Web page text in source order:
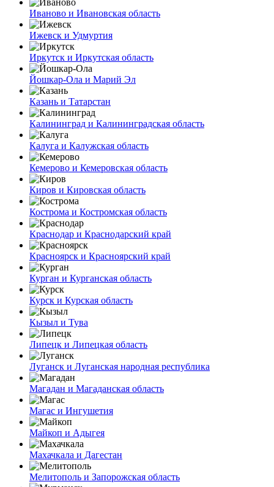
Иваново и Ивановская область
Ижевск и Удмуртия
Иркутск и Иркутская область
Йошкар-Ола и Марий Эл
Казань и Татарстан
Калининград и Калининградская область
Калуга и Калужская область
Кемерово и Кемеровская область
Киров и Кировская область
Кострома и Костромская область
Краснодар и Краснодарский край
Красноярск и Красноярский край
Курган и Курганская область
Курск и Курская область
Кызыл и Тува
Липецк и Липецкая область
Луганск и Луганская народная республика
Магадан и Магаданская область
Магас и Ингушетия
Майкоп и Адыгея
Махачкала и Дагестан
Мелитополь и Запорожская область